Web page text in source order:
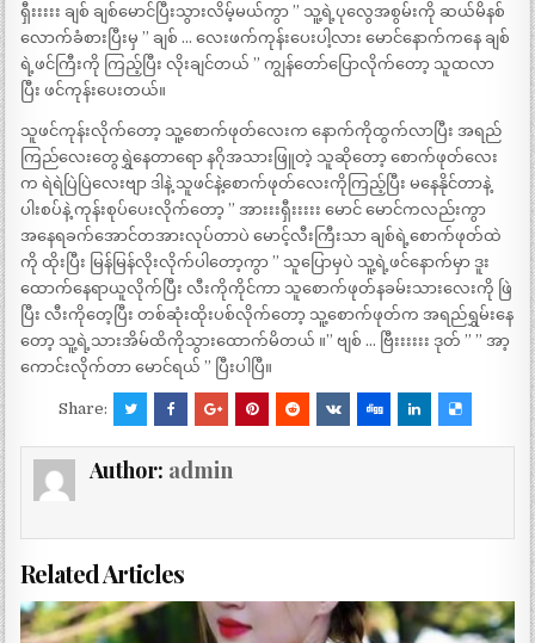
ရှီးးးးး ချစ် ချစ်မောင်ပြီးသွားလိမ့်မယ်ကွာ ” သူ့ရဲ့ပုလွေအစွမ်းကို ဆယ်မိနစ်
လောက်ခံစားပြီးမှ ” ချစ် … လေးဖက်ကုန်းပေးပါ့လား မောင်နောက်ကနေ ချစ်
ရဲ့ဖင်ကြီးကို ကြည့်ပြီး လိုးချင်တယ် ” ကျွန်တော်ပြောလိုက်တော့ သူထလာ
ပြီး ဖင်ကုန်းပေးတယ်။
သူဖင်ကုန်းလိုက်တော့ သူ့စောက်ဖုတ်လေးက နောက်ကိုထွက်လာပြီး အရည်
ကြည်လေးတွေရွှဲနေတာရော နဂိုအသားဖြူတဲ့ သူဆိုတော့ စောက်ဖုတ်လေး
က ရဲရဲပြဲပြဲလေးဗျာ ဒါနဲ့ သူဖင်နဲ့စောက်ဖုတ်လေးကိုကြည့်ပြီး မနေနိုင်တာနဲ့
ပါးစပ်နဲ့ ကုန်းစုပ်ပေးလိုက်တော့ ” အားးးရှီးးးးး မောင် မောင်ကလည်းကွာ
အနေရခက်အောင်တအားလုပ်တာပဲ မောင့်လီးကြီးသာ ချစ်ရဲ့စောက်ဖုတ်ထဲ
ကို ထိုးပြီး မြန်မြန်လိုးလိုက်ပါတော့ကွာ ” သူပြောမှပဲ သူ့ရဲ့ဖင်နောက်မှာ ဒူး
ထောက်နေရာယူလိုက်ပြီး လီးကိုကိုင်ကာ သူစောက်ဖုတ်နခမ်းသားလေးကို ဖြဲ
ပြီး လီးကိုတေ့ပြီး တစ်ဆုံးထိုးပစ်လိုက်တော့ သူ့စောက်ဖုတ်က အရည်ရွှမ်းနေ
တော့ သူ့ရဲ့သားအိမ်ထိကိုသွားထောက်မိတယ် ။” ဗျစ် … ဗြီးးးးးး ဒုတ် ” ” အာ့
ကောင်းလိုက်တာ မောင်ရယ် ” ပြီးပါပြီ။
Share:
Author: admin
Related Articles